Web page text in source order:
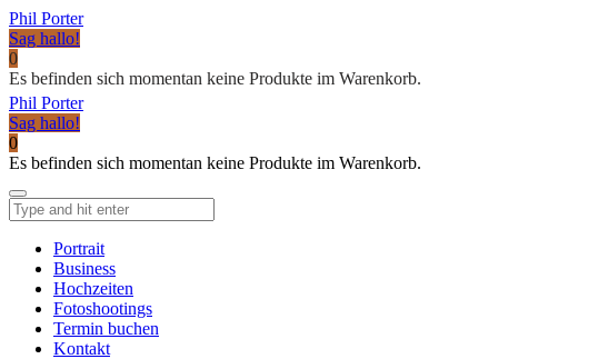
Phil Porter
Sag hallo!
0
Es befinden sich momentan keine Produkte im Warenkorb.
Phil Porter
Sag hallo!
0
Es befinden sich momentan keine Produkte im Warenkorb.
Portrait
Business
Hochzeiten
Fotoshootings
Termin buchen
Kontakt